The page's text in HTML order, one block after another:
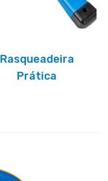
Rasqueadeira
Prática